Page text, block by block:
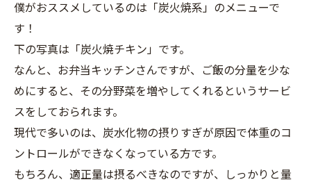
僕がおススメしているのは「炭火焼系」のメニューで
す！
下の写真は「炭火焼チキン」です。
なんと、お弁当キッチンさんですが、ご飯の分量を少な
めにすると、その分野菜を増やしてくれるというサービ
スをしておられます。
現代で多いのは、炭水化物の摂りすぎが原因で体重のコ
ントロールができなくなっている方です。
もちろん、適正量は摂るべきなのですが、しっかりと量